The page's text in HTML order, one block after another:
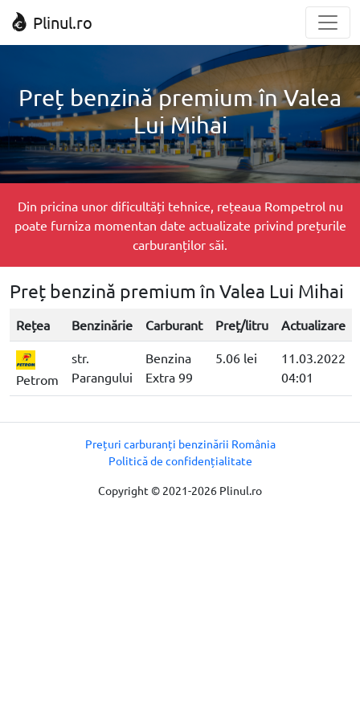
Plinul.ro
Preț benzină premium în Valea
Lui Mihai
Din pricina unor dificultăți tehnice, rețeaua Rompetrol nu
poate furniza momentan date actualizate privind prețurile
carburanților săi.
Preț benzină premium în Valea Lui Mihai
Rețea Benzinărie Carburant Preț/litru Actualizare
Petrom
str.
Parangului
Benzina
Extra 99
5.06 lei
11.03.2022
04:01
Copyright © 2021-2026 Plinul.ro
Prețuri carburanți benzinării România
Politică de confidențialitate